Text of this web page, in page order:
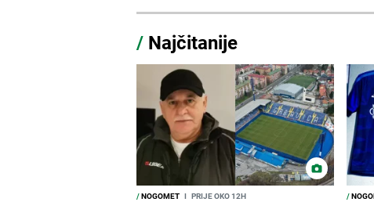
/ Najčitanije
/NOGOMET I PRIJE OKO 12H /